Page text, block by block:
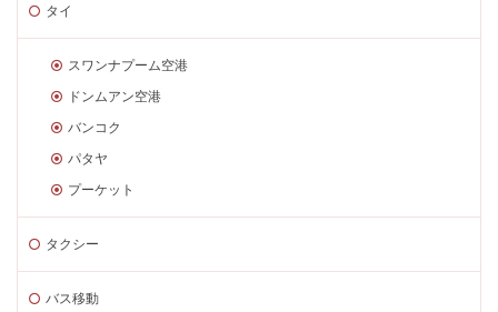
タイ
スワンナプーム空港
ドンムアン空港
バンコク
パタヤ
プーケット
タクシー
バス移動